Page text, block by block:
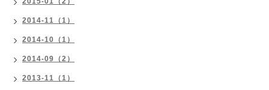
2014-11（1）
2014-10（1）
2014-09（2）
2013-11（1）